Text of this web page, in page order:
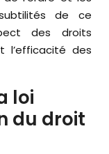
de ce
des droits
l’efficacité des
loi
du droit